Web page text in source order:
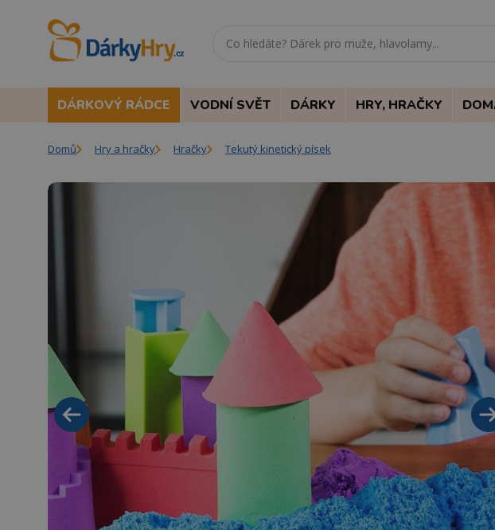
DÁRKOVÝ RÁDCE VODNÍ SVĚT DÁRKY HRY, HRAČKY
Domů Hry a hračky Hračky Tekutý kinetický písek